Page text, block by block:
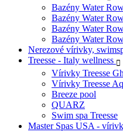
Bazény Water
Bazény Water
Bazény Water
Bazény Water
Nerezové vírivky,
Treesse - Italy wellness
Vírivky Treesse
Vírivky Treesse
Breeze pool
QUARZ
Swim spa Treesse
Master Spas USA -